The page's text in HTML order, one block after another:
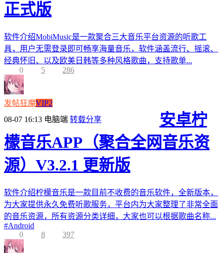
正式版
软件介绍MobiMusic是一款聚合三大音乐平台资源的听歌工
具，用户无需登录即可畅享海量音乐，软件涵盖流行、摇滚、
经典怀旧、以及欧美日韩等多种风格歌曲，支持歌单...
0
5 286
发帖狂魔VIP2
08-07 16:13 电脑端 转载分享
安卓柠
檬音乐APP（聚合全网音乐资
源）V3.2.1 更新版
软件介绍柠檬音乐是一款目前不收费的音乐软件，全新版本，
为大家提供永久免费听歌服务，平台内为大家整理了非常全面
的音乐资源，所有资源分类详细，大家也可以根据歌曲名称...
#Android
0
8 397